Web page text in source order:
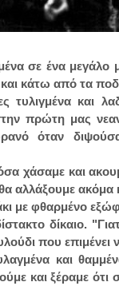
σε ένα
κάτω από τα
τυλιγμένα και
πρώτη μας
όταν
χάσαμε και
αλλάξουμε ακόμα
με φθαρμένο
δίκαιο.
που επιμένει
και
και ξέραμε ότι